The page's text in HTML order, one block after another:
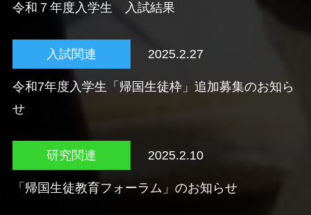
令和７年度入学生 入試結果
入試関連 2025.2.27
令和7年度入学生「帰国生徒枠」追加募集のお知ら
せ
研究関連 2025.2.10
「帰国生徒教育フォーラム」のお知らせ